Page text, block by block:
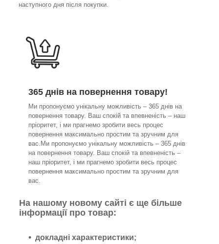
наступного дня після покупки.
365 днів на повернення товару!
Ми пропонуємо унікальну можливість – 365 днів на
повернення товару. Ваш спокій та впевненість – наш
пріоритет, і ми прагнемо зробити весь процес
повернення максимально простим та зручним для
вас.Ми пропонуємо унікальну можливість – 365 днів
на повернення товару. Ваш спокій та впевненість –
наш пріоритет, і ми прагнемо зробити весь процес
повернення максимально простим та зручним для
вас.
На нашому новому сайті є ще більше
інформації про товар:
докладні характеристики;